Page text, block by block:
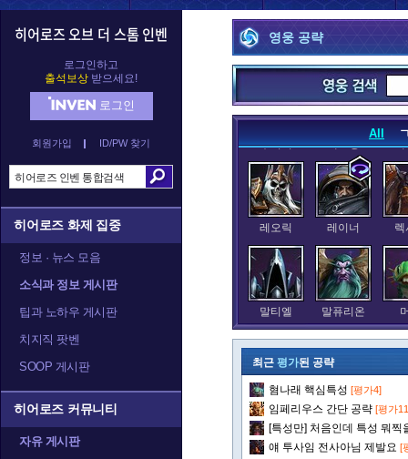
히어로즈 오브 더 스톰 인벤
로그인하고
출석보상 받으세요!
로그인
회원가입 ID/PW 찾기
히어로즈 화제 집중
정보 · 뉴스 모음
소식과 정보 게시판
팁과 노하우 게시판
치지직 팟벤
SOOP 게시판
히어로즈 커뮤니티
자유 게시판
영웅 공략
All
누더기 데스윙 데
레오릭 레이너 렉
말티엘 말퓨리온
발라 발리라
최근 평가된 공략
혐나래 핵심특성 [평가4]
임페리우스 간단 공략 [평가
[특성만] 처음인데 특성 뭐찍
얘 투사임 전사아님 제발요 [